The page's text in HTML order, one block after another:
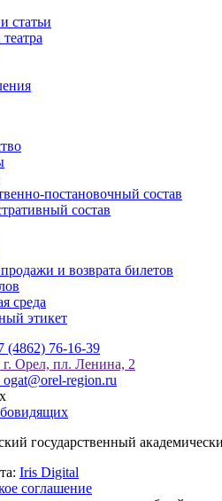
статьи
постановочный состав
состав
и возврата билетов
среда
этикет
(4862) 76-16-39
г. Орел, пл. Ленина, 2
region.ru
государственный
Iris Digital
соглашение